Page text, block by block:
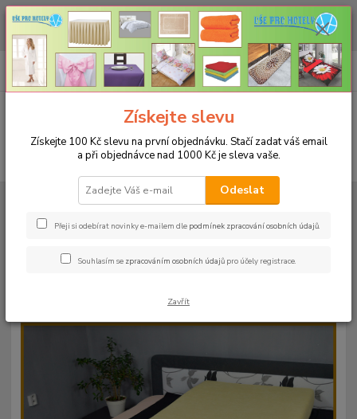
CHCETE NAKOUPIT VĚTŠÍ MNOŽSTVÍ NAŠICH PRODUKTŮ ZA LEPŠÍ
CENU? Klikněte ZDE
CZK
+420 773 794 023
Pondělí-pátek 9-16 hodin
0ks
za0 Kč
PROSTĚRADLA
Froté prostěradla s gumou - 190g/m2 - 45 barev
03 banánová
Froté prostěradlo 140x200cm -
Získejte slevu
Získejte 100 Kč slevu na první objednávku. Stačí zadat váš email
a při objednávce nad 1000 Kč je sleva vaše.
Odeslat
Přeji si odebírat novinky e-mailem dle podmínek zpracování osobních údajů.
Souhlasím se zpracováním osobních údajů pro účely registrace.
Zavřít